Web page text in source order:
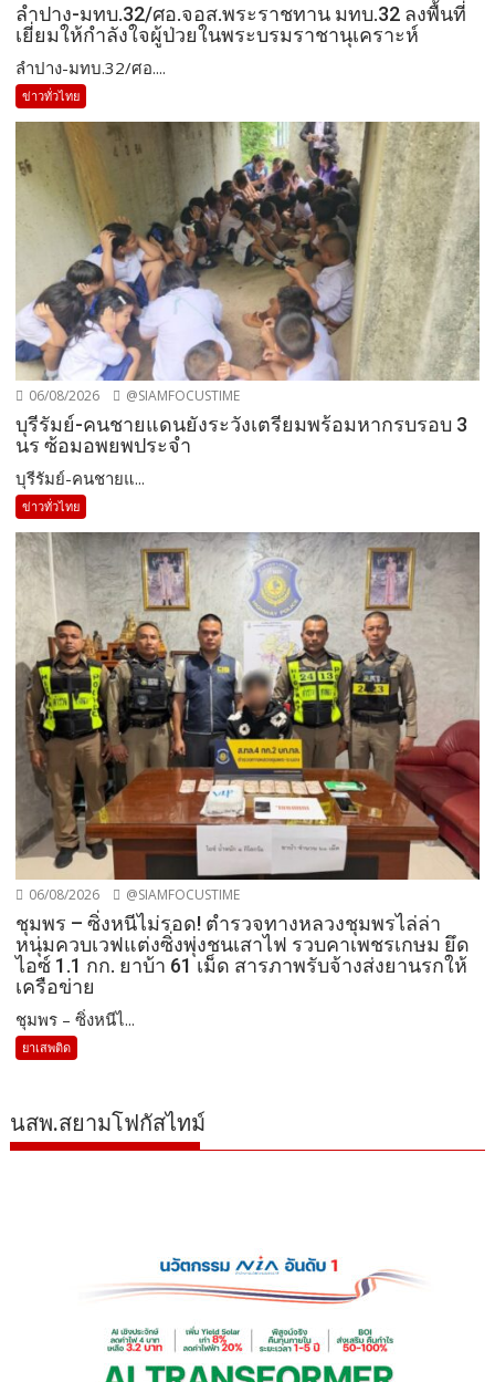
ลำปาง-มทบ.32/ศอ.จอส.พระราชทาน มทบ.32 ลงพื้นที่
เยี่ยมให้กำลังใจผู้ป่วยในพระบรมราชานุเคราะห์
ลำปาง-มทบ.32/ศอ....
ข่าวทั่วไทย
06/08/2026 @SIAMFOCUSTIME
บุรีรัมย์-คนชายแดนยังระวังเตรียมพร้อมหากรบรอบ 3
นร ซ้อมอพยพประจำ
บุรีรัมย์-คนชายแ...
ข่าวทั่วไทย
06/08/2026 @SIAMFOCUSTIME
ชุมพร – ซิ่งหนีไม่รอด! ตำรวจทางหลวงชุมพรไล่ล่า
หนุ่มควบเวฟแต่งซิ่งพุ่งชนเสาไฟ รวบคาเพชรเกษม ยึด
ไอซ์ 1.1 กก. ยาบ้า 61 เม็ด สารภาพรับจ้างส่งยานรกให้
เครือข่าย
ชุมพร – ซิ่งหนีไ...
ยาเสพติด
นสพ.สยามโฟกัสไทม์